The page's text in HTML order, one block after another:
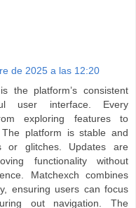
de 2025 a las 12:20
the platform’s consistent
user interface. Every
exploring features to
platform is stable and
or glitches. Updates are
functionality without
Matchexch combines
ensuring users can focus
out navigation. The